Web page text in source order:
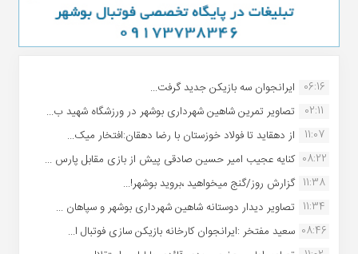
06:16 ایرانجوان سه بازیکن جدید گرفت...
02:11
تصاویر تمرین شاهین شهردارى بوشهر در ورزشگاه شهید ب...
11:07
از دهقاید تا فولاد خوزستان با رضا دهقان:افتخار میک...
08:22 کنایه عجیب امیر حسین صادقی پیش از بازی مقابل پارس ...
11:38 گزارش روز/گنج میخواهید ،بروید بوشهر!...
11:34 تصاویر دیدار دوستانه شاهین شهردارى بوشهر و سپاهان ...
08:46 سعید مفتخر :ایرانجوان کارخانه بازیکن سازی فوتبال ا...